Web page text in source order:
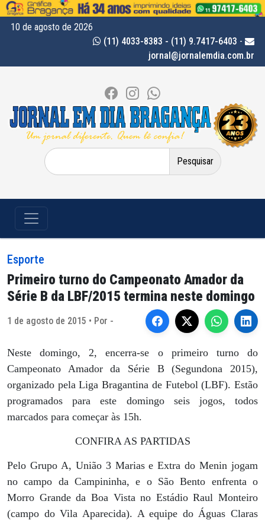
10 de agosto de 2026
(11) 4033-8383 - (11) 9.7417-6403 -
jornal@jornalemdia.com.br
Pesquisar
por:
Esporte
Primeiro turno do Campeonato Amador da
Série B da LBF/2015 termina neste domingo
1 de agosto de 2015 • Por -
Neste domingo, 2, encerra-se o primeiro turno do
Campeonato Amador da Série B (Segundona 2015),
organizado pela Liga Bragantina de Futebol (LBF). Estão
programados para este domingo seis jogos, todos
marcados para começar às 15h.
CONFIRA AS PARTIDAS
Pelo Grupo A, União 3 Marias e Extra do Menin jogam
no campo da Campininha, e o São Bento enfrenta o
Morro Grande da Boa Vista no Estádio Raul Monteiro
(campo do Vila Aparecida). A equipe do Águas Claras